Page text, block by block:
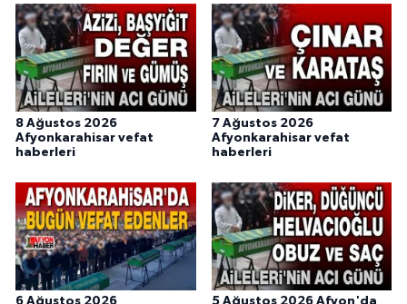
8 Ağustos 2026
Afyonkarahisar vefat
haberleri
7 Ağustos 2026
Afyonkarahisar vefat
haberleri